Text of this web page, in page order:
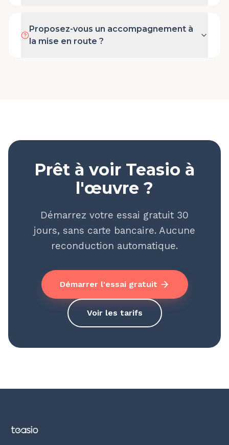
Proposez-vous un accompagnement à
la mise en route ?
Prêt à voir Teasio à
l'œuvre ?
Démarrez votre essai gratuit 30
jours, sans carte bancaire. Aucune
reconduction automatique.
Démarrer l'essai gratuit
Voir les tarifs